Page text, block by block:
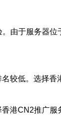
由于服务器
较低。选择
港CN2推广